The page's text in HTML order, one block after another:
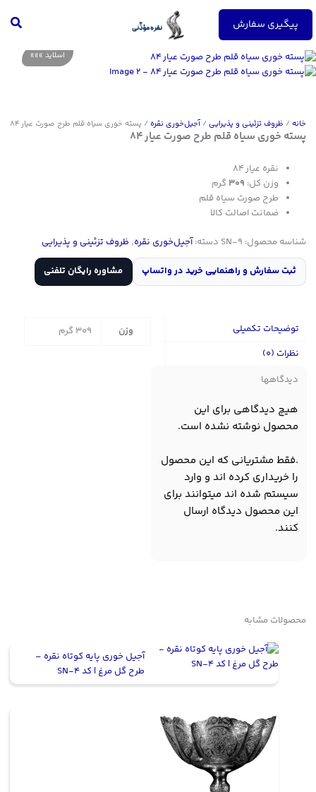
پرش
محتوا
پیگیری سفارش
خانه / ظروف تزئینی و پذیرایی /آجیل‌خوری نقره / پسته خوری سیاه قلم طرح صورت عیار 84
پسته خوری سیاه قلم طرح صورت عیار 84
نقره عیار ۸۴
وزن کل: ۳۰۹ گرم
طرح صورت سیاه قلم
ضمانت اصالت کالا
شناسه محصول: SN-9 دسته:آجیل‌خوری نقره, ظروف تزئینی و پذیرایی
ثبت سفارش و راهنمایی خرید در واتساپ مشاوره رایگان تلفنی
توضیحات تکمیلی
نظرات (0)
وزن 309 گرم
دیدگاهها
هیچ دیدگاهی برای این
محصول نوشته نشده است.
.فقط مشتریانی که این محصول
را خریداری کرده اند و وارد
سیستم شده اند میتوانند برای
این محصول دیدگاه ارسال
کنند.
محصولات مشابه
آجیل خوری پایه کوتاه نقره –
طرح گل مرغ | کد SN-4